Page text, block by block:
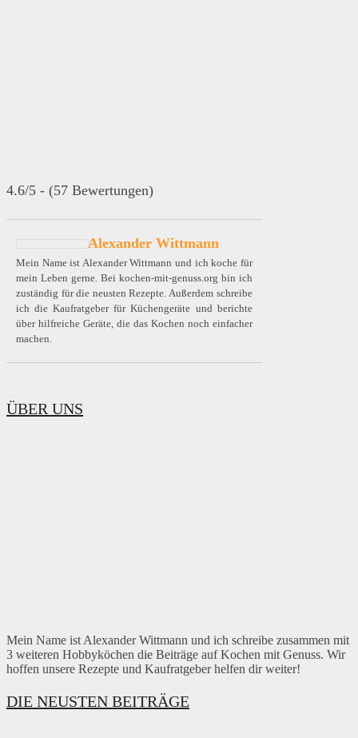
4.6/5 - (57 Bewertungen)
Alexander Wittmann
Mein Name ist Alexander Wittmann und ich koche für
mein Leben gerne. Bei kochen-mit-genuss.org bin ich
zuständig für die neusten Rezepte. Außerdem schreibe
ich die Kaufratgeber für Küchengeräte und berichte
über hilfreiche Geräte, die das Kochen noch einfacher
machen.
ÜBER UNS
Mein Name ist Alexander Wittmann und ich schreibe zusammen mit
3 weiteren Hobbyköchen die Beiträge auf Kochen mit Genuss. Wir
hoffen unsere Rezepte und Kaufratgeber helfen dir weiter!
DIE NEUSTEN BEITRÄGE